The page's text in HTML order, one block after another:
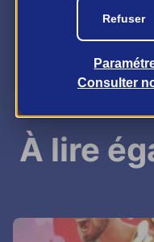
À lire
Refuser
Consulter